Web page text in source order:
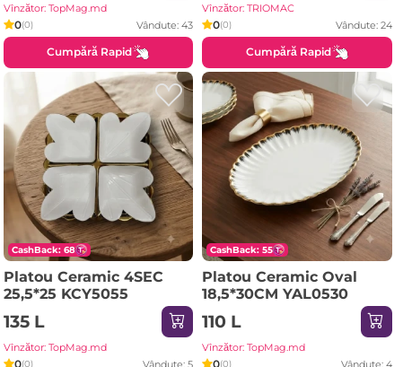
Vînzător: TopMag.md
0(0) Vândute: 43
Cumpără Rapid
Vînzător: TRIOMAC
0(0) Vândute: 24
Cumpără Rapid
CashBack: 68
Platou Ceramic 4SEC
25,5*25 KCY5055
135 L
Vînzător: TopMag.md
0(0) Vândute: 5
CashBack: 55
Platou Ceramic Oval
18,5*30CM YAL0530
110 L
Vînzător: TopMag.md
0(0) Vândute: 4